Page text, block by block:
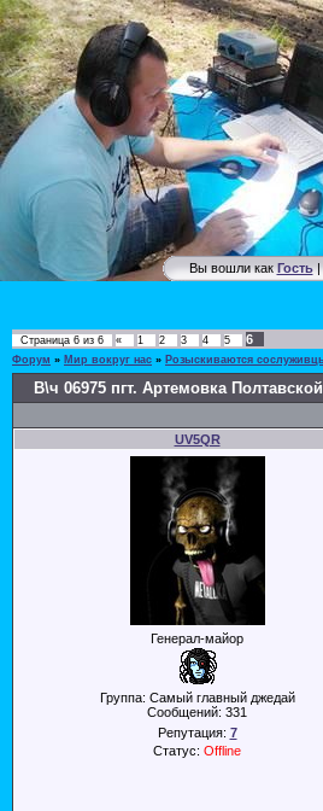
Вы вошли какГость|
Страница 6 из 6 « 1 2 3 4 5 6
Форум » Мир вокруг нас » Розыскиваются
В\ч 06975 пгт. Артемовка
UV5QR
Генерал-майор
Группа: Самый главный джедай
Сообщений: 331
Репутация: 7
Статус: Offline